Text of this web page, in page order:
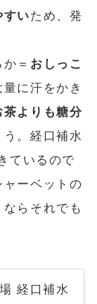
すいため、発
＝ おしっこ
に汗をかき
茶よりも糖分
う。経口補水
ているので
ーベットの
らそれでも
経口補水